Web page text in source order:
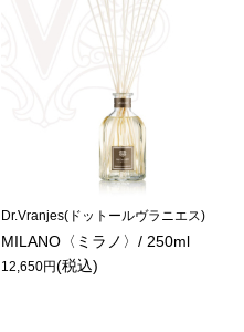
Dr.Vranjes(ドットールヴラニエス)
MILANO〈ミラノ〉/ 250ml
12,650円(税込)